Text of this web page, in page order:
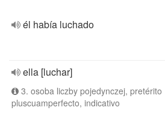
él había luchado
ella [luchar]
3. osoba liczby pojedynczej, pretérito
pluscuamperfecto, indicativo